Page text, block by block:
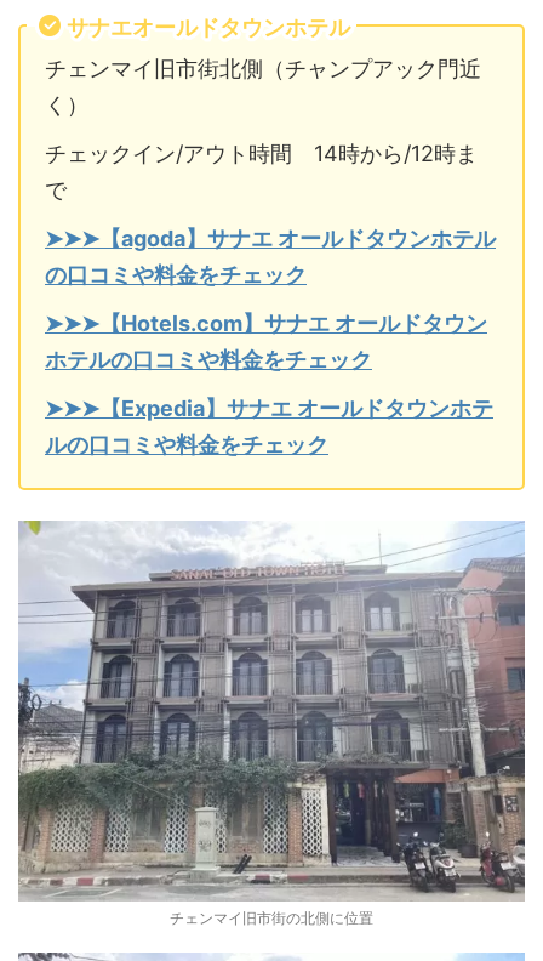
サナエオールドタウンホテル
チェンマイ旧市街北側（チャンプアック門近
く）
チェックイン/アウト時間 14時から/12時ま
で
➤➤➤【agoda】サナエ オールドタウンホテル
の口コミや料金をチェック
➤➤➤【Hotels.com】サナエ オールドタウン
ホテルの口コミや料金をチェック
➤➤➤【Expedia】サナエ オールドタウンホテ
ルの口コミや料金をチェック
チェンマイ旧市街の北側に位置